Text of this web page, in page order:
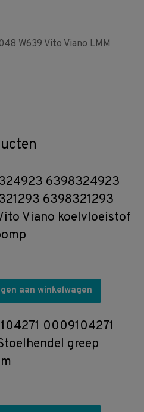
W639 Vito Viano LMM
6398324923
6398321293
Viano koelvloeistof
aan winkelwagen
0009104271
greep